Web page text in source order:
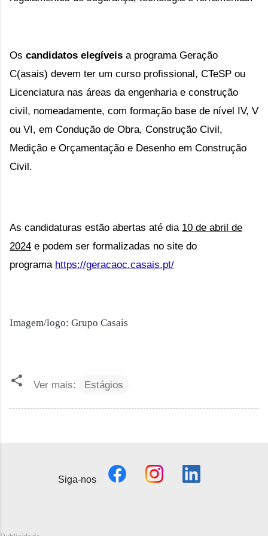
Os candidatos elegíveis a programa Geração
C(asais) devem ter um curso profissional, CTeSP ou
Licenciatura nas áreas da engenharia e construção
civil, nomeadamente, com formação base de nível IV, V
ou VI, em Condução de Obra, Construção Civil,
Medição e Orçamentação e Desenho em Construção
Civil.
As candidaturas estão abertas até dia 10 de abril de
2024 e podem ser formalizadas no site do
programa https://geracaoc.casais.pt/
Imagem/logo: Grupo Casais
Ver mais: Estágios
Siga-nos